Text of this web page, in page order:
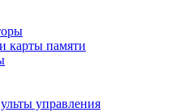
карты памяти
управления